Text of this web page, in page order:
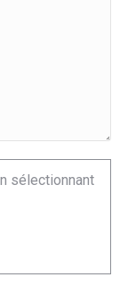
sélectionnant